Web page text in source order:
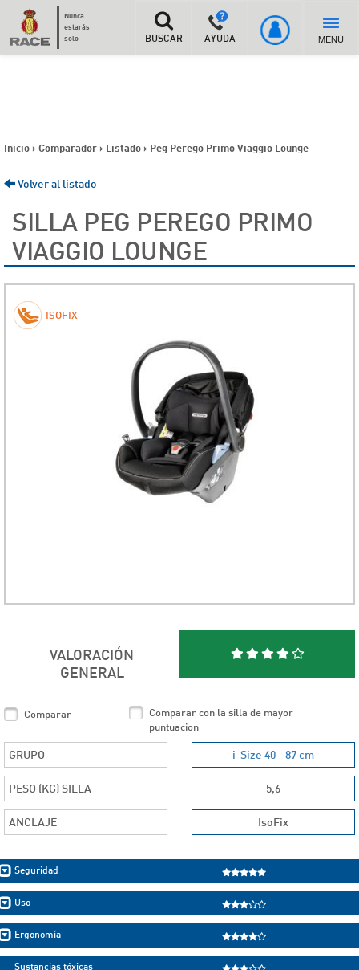
Nunca
estarás
solo
BUSCAR AYUDA MENÚ
Inicio > Comparador > Listado > Peg Perego Primo Viaggio Lounge
Volver al listado
SILLA PEG PEREGO PRIMO
VIAGGIO LOUNGE
ISOFIX
VALORACIÓN
GENERAL
Comparar
Comparar con la silla de mayor
puntuacion
GRUPO i-Size 40 - 87 cm
PESO (KG) SILLA 5,6
ANCLAJE IsoFix
Seguridad
Uso
Ergonomía
Sustancias tóxicas